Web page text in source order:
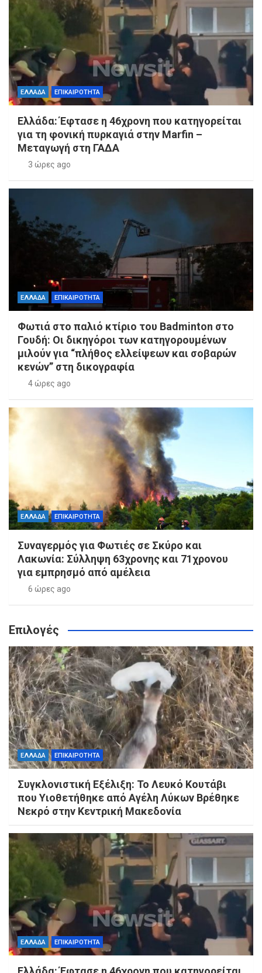
ΕΛΛΑΔΑ ΕΠΙΚΑΙΡΟΤΗΤΑ
Ελλάδα: Έφτασε η 46χρονη που κατηγορείται
για τη φονική πυρκαγιά στην Marfin –
Μεταγωγή στη ΓΑΔΑ
3 ώρες ago
ΕΛΛΑΔΑ ΕΠΙΚΑΙΡΟΤΗΤΑ
Φωτιά στο παλιό κτίριο του Badminton στο
Γουδή: Οι δικηγόροι των κατηγορουμένων
μιλούν για “πλήθος ελλείψεων και σοβαρών
κενών” στη δικογραφία
4 ώρες ago
ΕΛΛΑΔΑ ΕΠΙΚΑΙΡΟΤΗΤΑ
Συναγερμός για Φωτιές σε Σκύρο και
Λακωνία: Σύλληψη 63χρονης και 71χρονου
για εμπρησμό από αμέλεια
6 ώρες ago
Επιλογές
ΕΛΛΑΔΑ ΕΠΙΚΑΙΡΟΤΗΤΑ
Συγκλονιστική Εξέλιξη: Το Λευκό Κουτάβι
που Υιοθετήθηκε από Αγέλη Λύκων Βρέθηκε
Νεκρό στην Κεντρική Μακεδονία
ΕΛΛΑΔΑ ΕΠΙΚΑΙΡΟΤΗΤΑ